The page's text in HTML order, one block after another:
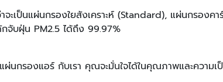
จะเป็นแผ่นกรองใยสังเคราะห์ (Standard), แผ่นกรอง
จับฝุ่น PM2.5 ได้ถึง 99.97%
นกรองแอร์ กับเรา คุณจะมั่นใจได้ในคุณภาพและความเ